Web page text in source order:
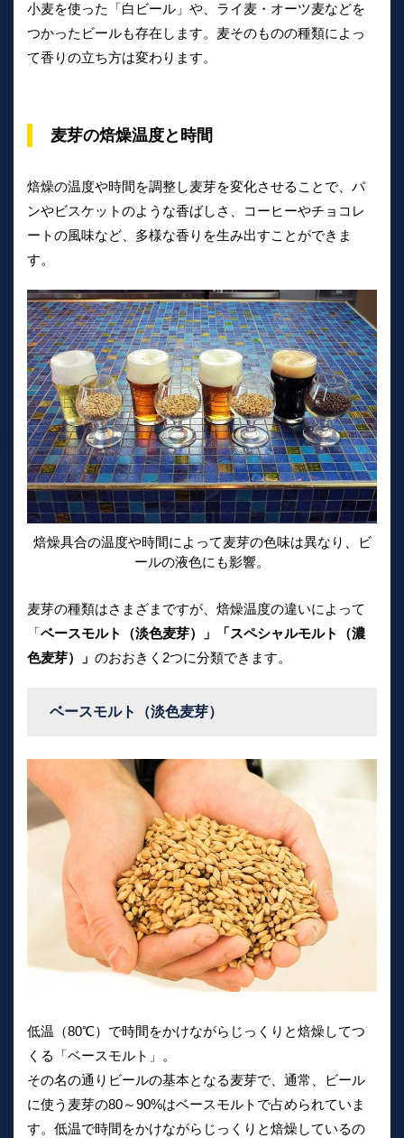
小麦を使った「白ビール」や、ライ麦・オーツ麦などを
つかったビールも存在します。麦そのものの種類によっ
て香りの立ち方は変わります。
麦芽の焙燥温度と時間
焙燥の温度や時間を調整し麦芽を変化させることで、パ
ンやビスケットのような香ばしさ、コーヒーやチョコレ
ートの風味など、多様な香りを生み出すことができま
す。
焙燥具合の温度や時間によって麦芽の色味は異なり、ビ
ールの液色にも影響。
麦芽の種類はさまざまですが、焙燥温度の違いによって
「ベースモルト（淡色麦芽）」「スペシャルモルト（濃
色麦芽）」 のおおきく2つに分類できます。
ベースモルト（淡色麦芽）
低温（80℃）で時間をかけながらじっくりと焙燥してつ
くる「ベースモルト」。
その名の通りビールの基本となる麦芽で、通常、ビール
に使う麦芽の80～90%はベースモルトで占められていま
す。低温で時間をかけながらじっくりと焙燥しているの